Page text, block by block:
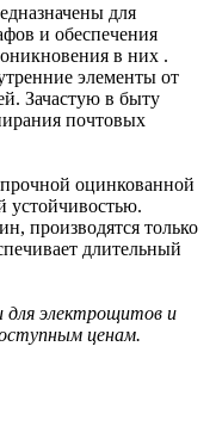
для
и обеспечения
в них .
элементы от
Зачастую в быту
почтовых
прочной оцинкованной
устойчивостью.
производятся только
длительный
для электрощитов и
ценам.